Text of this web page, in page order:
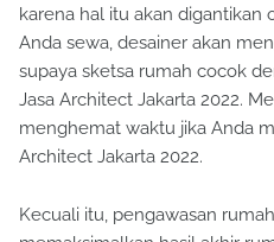
karena hal itu akan digantikan
Anda sewa, desainer akan
supaya sketsa rumah cocok
Jasa Architect Jakarta 2022.
menghemat waktu jika Anda
Architect Jakarta 2022.
Kecuali itu, pengawasan